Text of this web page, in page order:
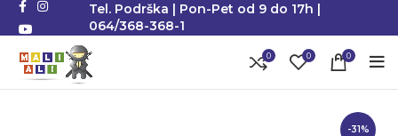
Tel. Podrška | Pon-Pet od 9 do 17h |
064/368-368-1
0 0 0
-31%